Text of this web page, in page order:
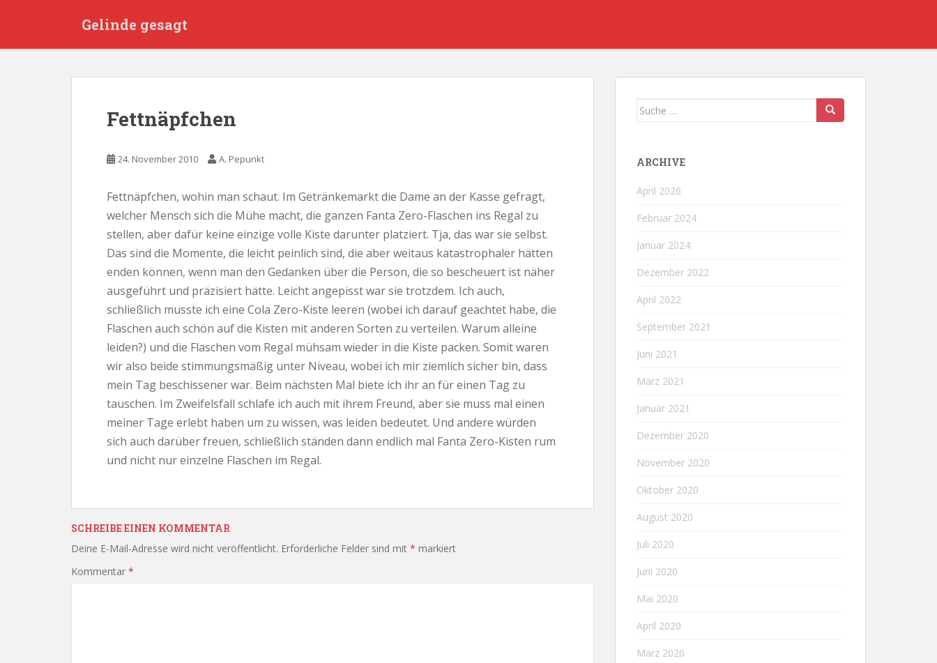
Gelinde gesagt
Fettnäpfchen
24. November 2010 A. Pepunkt
Fettnäpfchen, wohin man schaut. Im Getränkemarkt die Dame an der Kasse gefragt,
welcher Mensch sich die Mühe macht, die ganzen Fanta Zero-Flaschen ins Regal zu
stellen, aber dafür keine einzige volle Kiste darunter platziert. Tja, das war sie selbst.
Das sind die Momente, die leicht peinlich sind, die aber weitaus katastrophaler hätten
enden können, wenn man den Gedanken über die Person, die so bescheuert ist näher
ausgeführt und präzisiert hätte. Leicht angepisst war sie trotzdem. Ich auch,
schließlich musste ich eine Cola Zero-Kiste leeren (wobei ich darauf geachtet habe, die
Flaschen auch schön auf die Kisten mit anderen Sorten zu verteilen. Warum alleine
leiden?) und die Flaschen vom Regal mühsam wieder in die Kiste packen. Somit waren
wir also beide stimmungsmäßig unter Niveau, wobei ich mir ziemlich sicher bin, dass
mein Tag beschissener war. Beim nächsten Mal biete ich ihr an für einen Tag zu
tauschen. Im Zweifelsfall schlafe ich auch mit ihrem Freund, aber sie muss mal einen
meiner Tage erlebt haben um zu wissen, was leiden bedeutet. Und andere würden
sich auch darüber freuen, schließlich ständen dann endlich mal Fanta Zero-Kisten rum
und nicht nur einzelne Flaschen im Regal.
SCHREIBE EINEN KOMMENTAR
Deine E-Mail-Adresse wird nicht veröffentlicht. Erforderliche Felder sind mit * markiert
Kommentar *
Suche
ARCHIVE
April 2026
Februar 2024
Januar 2024
Dezember 2022
April 2022
September 2021
Juni 2021
März 2021
Januar 2021
Dezember 2020
November 2020
Oktober 2020
August 2020
Juli 2020
Juni 2020
Mai 2020
April 2020
März 2020